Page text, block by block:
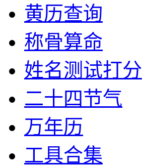
黄历查询
称骨算命
姓名测试打分
二十四节气
万年历
工具合集